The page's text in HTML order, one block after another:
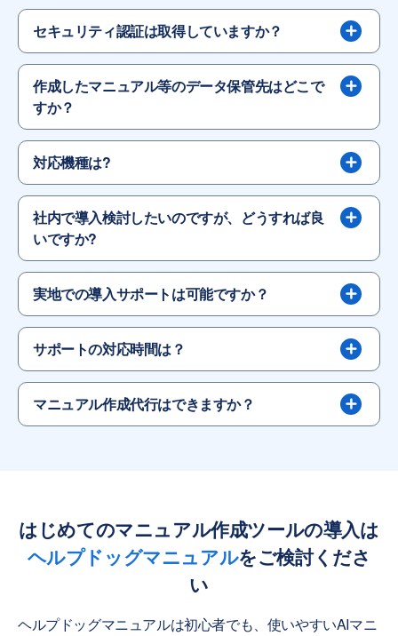
セキュリティ認証は取得していますか？
作成したマニュアル等のデータ保管先はどこで
すか？
対応機種は?
社内で導入検討したいのですが、どうすれば良
いですか?
実地での導入サポートは可能ですか？
サポートの対応時間は？
マニュアル作成代行はできますか？
はじめてのマニュアル作成ツールの導入は
ヘルプドッグマニュアルをご検討くださ
い
ヘルプドッグマニュアルは初心者でも、使いやすいAIマニ